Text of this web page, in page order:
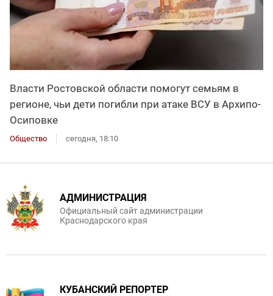
Власти Ростовской области помогут семьям в
регионе, чьи дети погибли при атаке ВСУ в Архипо-
Осиповке
Общество сегодня, 18:10
АДМИНИСТРАЦИЯ
Официальный сайт администрации
Краснодарского края
КУБАНСКИЙ РЕПОРТЕР